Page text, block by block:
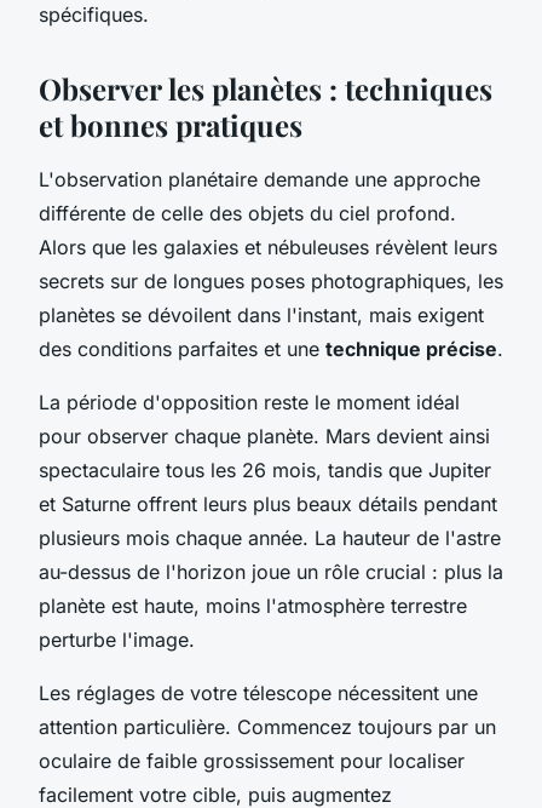
spécifiques.
Observer les planètes : techniques
et bonnes pratiques
L'observation planétaire demande une approche
différente de celle des objets du ciel profond.
Alors que les galaxies et nébuleuses révèlent leurs
secrets sur de longues poses photographiques, les
planètes se dévoilent dans l'instant, mais exigent
des conditions parfaites et une technique précise.
La période d'opposition reste le moment idéal
pour observer chaque planète. Mars devient ainsi
spectaculaire tous les 26 mois, tandis que Jupiter
et Saturne offrent leurs plus beaux détails pendant
plusieurs mois chaque année. La hauteur de l'astre
au-dessus de l'horizon joue un rôle crucial : plus la
planète est haute, moins l'atmosphère terrestre
perturbe l'image.
Les réglages de votre télescope nécessitent une
attention particulière. Commencez toujours par un
oculaire de faible grossissement pour localiser
facilement votre cible, puis augmentez